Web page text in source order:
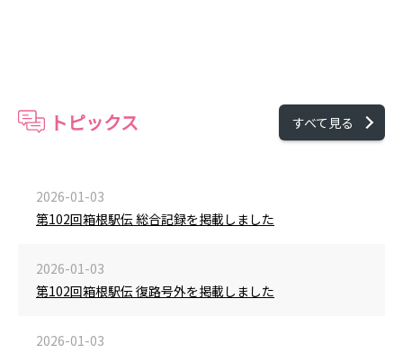
トピックス すべて見る
2026-01-03
第102回箱根駅伝 総合記録を掲載しました
2026-01-03
第102回箱根駅伝 復路号外を掲載しました
2026-01-03